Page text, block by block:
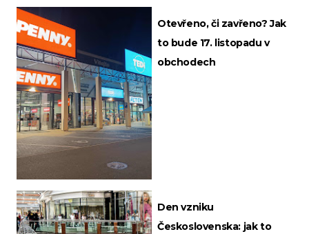
Otevřeno, či zavřeno? Jak
to bude 17. listopadu v
obchodech
Den vzniku
Československa: jak to